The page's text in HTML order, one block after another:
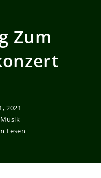
Zum
2021
Musik
Lesen